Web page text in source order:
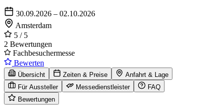
30.09.2026 – 02.10.2026
Amsterdam
5 / 5
2 Bewertungen
Fachbesuchermesse
Bewerten
Übersicht Zeiten & Preise
Anfahrt & Lage
Für Aussteller
Messedienstleister
FAQ
Bewertungen